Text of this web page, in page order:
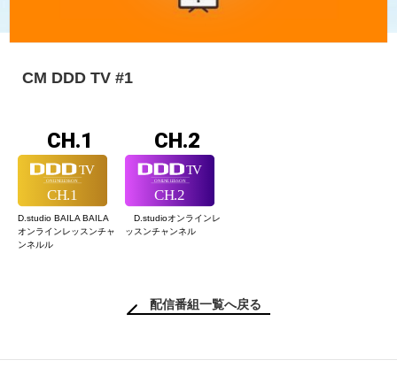
CM DDD TV #1
CH.1
D.studio BAILA BAILA
オンラインレッスンチャ
ンネルル
CH.2
D.studioオンラインレ
ッスンチャンネル
配信番組一覧へ戻る